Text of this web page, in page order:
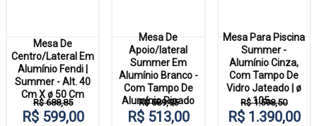
Mesa De
Centro/Lateral Em
Alumínio Fendi |
Summer - Alt. 40
Cm X ø 50 Cm
R$ 688,85
R$ 599,00
Mesa De
Apoio/lateral
Summer Em
Alumínio Branco -
Com Tampo De
Alumínio Ripado
R$ 589,95
R$ 513,00
Mesa Para Piscina
Summer -
Alumínio Cinza,
Com Tampo De
Vidro Jateado | ø
105...
R$ 1.598,50
R$ 1.390,00